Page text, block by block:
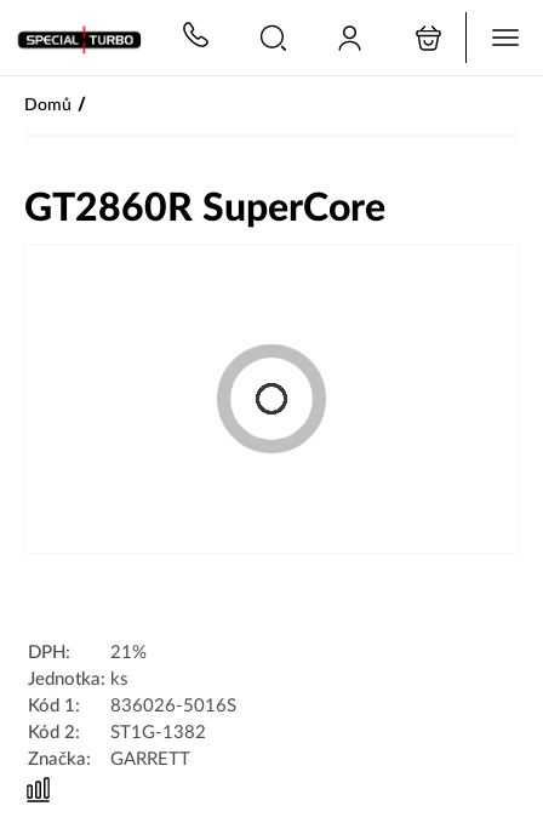
Domů /
GT2860R SuperCore
DPH:
21%
Jednotka: ks
Kód 1:
836026-5016S
Kód 2:
ST1G-1382
Značka:
GARRETT